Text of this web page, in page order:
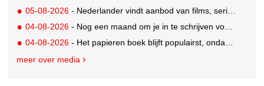
05-08-2026 - Nederlander vindt aanbod van films, series en sport vaak versnipperd
04-08-2026 - Nog een maand om je in te schrijven voor de Mercurs 2026
04-08-2026 - Het papieren boek blijft populairst, ondanks digitale alternatieven
meer over media